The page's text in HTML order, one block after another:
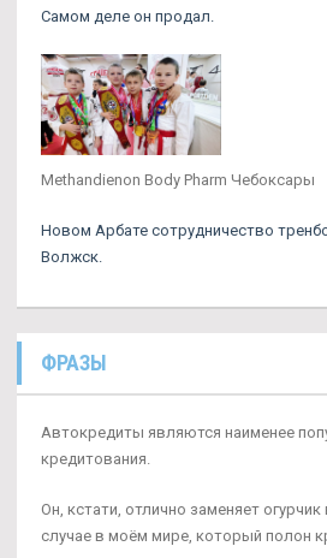
Самом деле он продал.
Methandienon Body Pharm Чебоксары
Новом Арбате сотрудничество
Волжск.
ФРАЗЫ
Автокредиты являются наименее
кредитования.
Он, кстати, отлично заменяет
случае в моём мире, который полон